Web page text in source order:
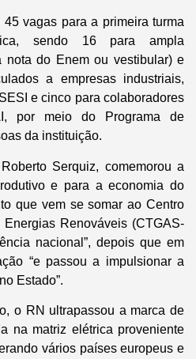
vagas para a primeira turma
sendo 16 para ampla
nota do Enem ou vestibular) e
a empresas industriais,
e cinco para colaboradores
por meio do Programa de
da instituição.
Serquiz, comemorou a
e para a economia do
que vem se somar ao Centro
Renováveis (CTGAS-
nacional”, depois que em
“e passou a impulsionar a
Estado”.
o RN ultrapassou a marca de
na matriz elétrica proveniente
vários países europeus e